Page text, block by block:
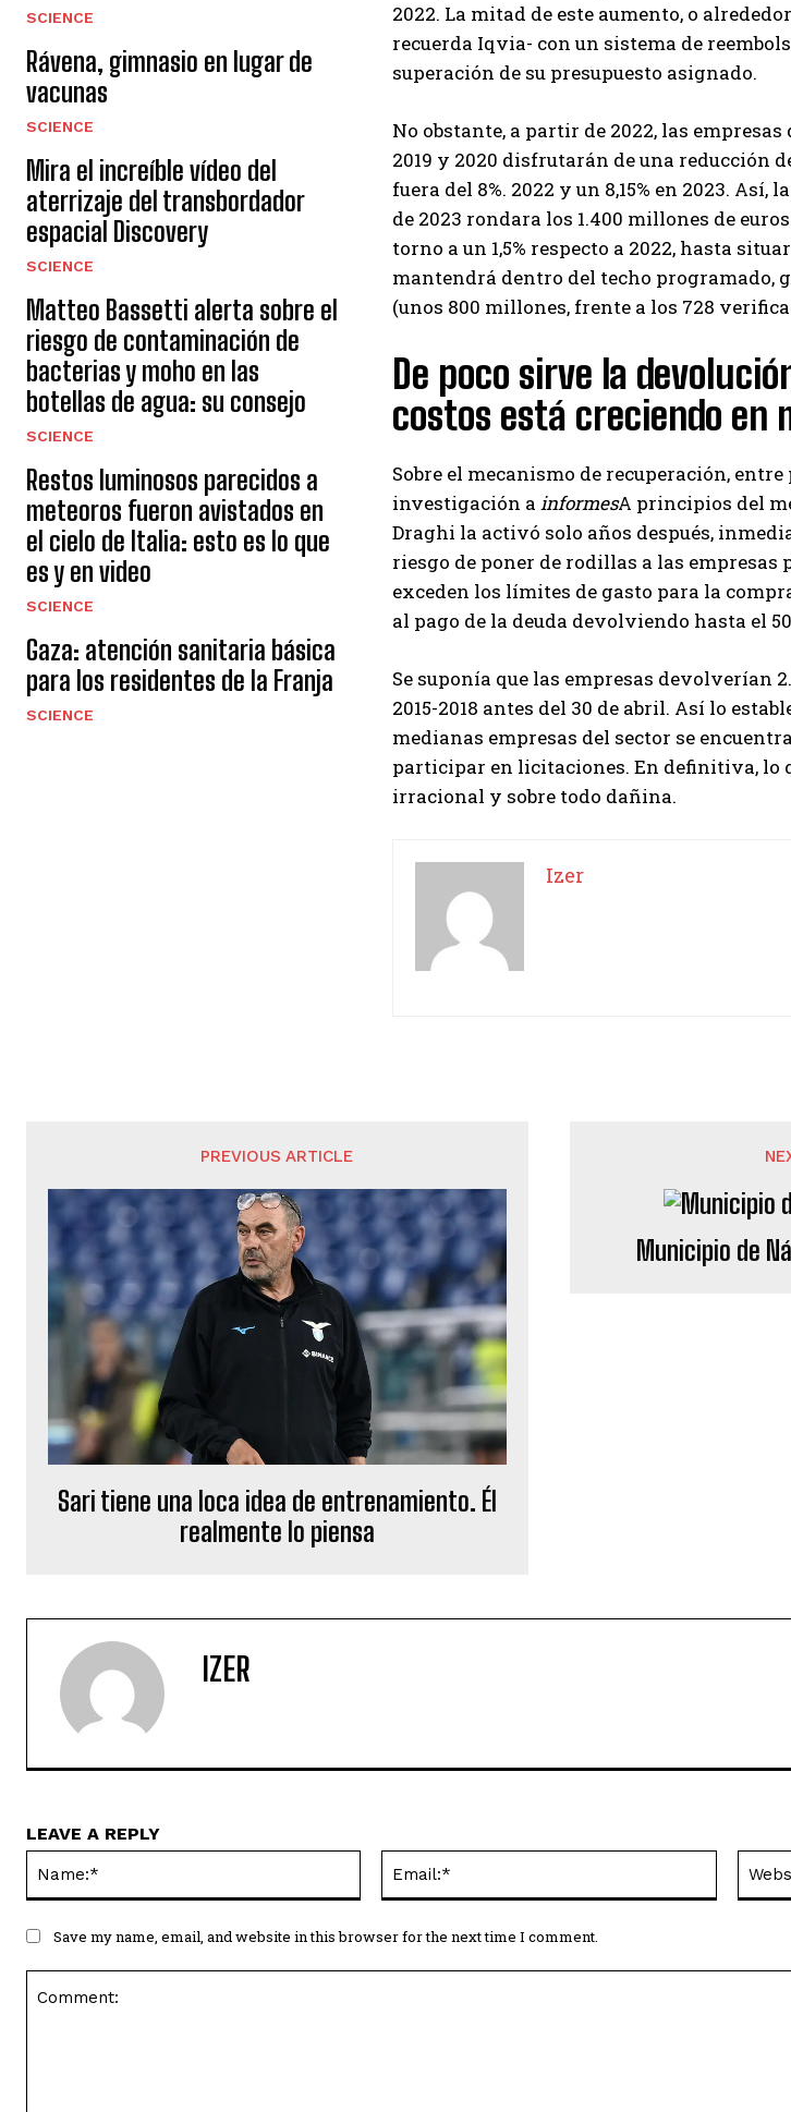
I WANT IN
I've read and accept thePrivacy Policy
Izer
SCIENCE
Rávena, gimnasio en lugar de
vacunas
SCIENCE
Mira el increíble vídeo del
aterrizaje del transbordador
espacial Discovery
SCIENCE
Matteo Bassetti alerta sobre el
riesgo de contaminación de
bacterias y moho en las
botellas de agua: su consejo
SCIENCE
Restos luminosos parecidos a
meteoros fueron avistados en
el cielo de Italia: esto es lo que
es y en video
SCIENCE
Gaza: atención sanitaria básica
para los residentes de la Franja
SCIENCE
2022. La mitad de este aumento, o
recuerda Iqvia- con un sistema de
superación de su presupuesto asignado.
No obstante, a partir de 2022, las
2019 y 2020 disfrutarán de una reducción
fuera del 8%. 2022 y un 8,15% en 2023.
de 2023 rondara los 1.400 millones de
torno a un 1,5% respecto a 2022, hasta
mantendrá dentro del techo programado,
(unos 800 millones, frente a los 728
De poco sirve la
costos está creciendo en
Sobre el mecanismo de recuperación,
investigación a informesA principios del
Draghi la activó solo años después,
riesgo de poner de rodillas a las empresas
exceden los límites de gasto para la
al pago de la deuda devolviendo hasta el
Se suponía que las empresas devolverían
2015-2018 antes del 30 de abril. Así lo
medianas empresas del sector se
participar en licitaciones. En definitiva, lo
irracional y sobre todo dañina.
Izer
PREVIOUS ARTICLE
Sari tiene una loca idea de entrenamiento. Él
realmente lo piensa
Municipio de
IZER
LEAVE A REPLY
Save my name, email, and website in this browser for the next time I comment.